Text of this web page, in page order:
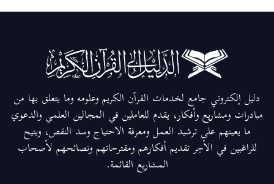
دليل إلكتروني جامع لخدمات القرآن الكريم وعلومه وما يتعلق بها من
مبادرات ومشاريع وأفكار، يقدم للعاملين في المجالين العلمي والدعوي
ما يعينهم على ترشيد العمل ومعرفة الاحتياج وسد النقص، ويتيح
للراغبين في الأجر تقديم أفكارهم ومقترحاتهم ونصائحهم لأصحاب
المشاريع القائمة.